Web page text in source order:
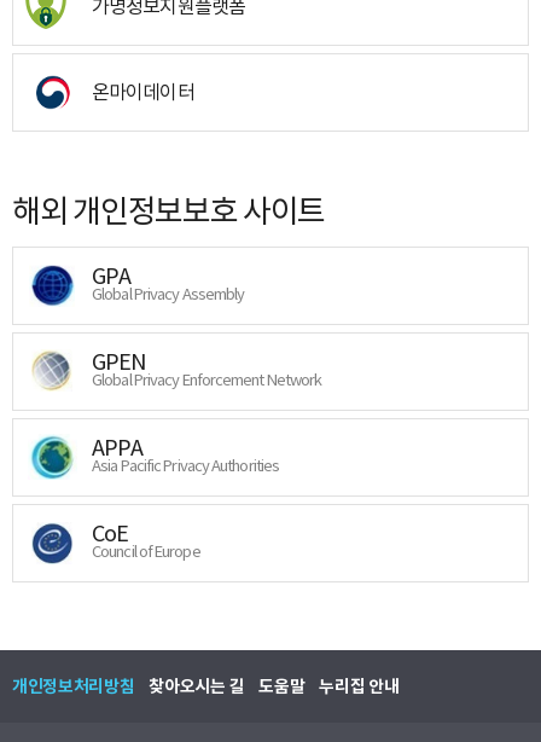
가명정보지원플랫폼
온마이데이터
해외 개인정보보호 사이트
GPA
Global Privacy Assembly
GPEN
Global Privacy Enforcement Network
APPA
Asia Pacific Privacy Authorities
CoE
Council of Europe
개인정보처리방침 찾아오시는 길 도움말 누리집 안내